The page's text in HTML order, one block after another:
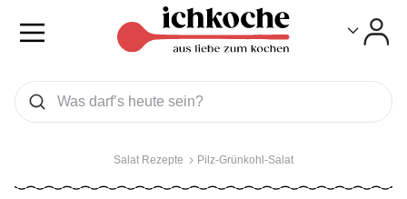
Was wollen Sie suchen
Suchen
Salat Rezepte Pilz-Grünkohl-Salat